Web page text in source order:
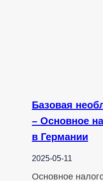
Базовая
– Основное
в Германии
2025-05-11
Основное